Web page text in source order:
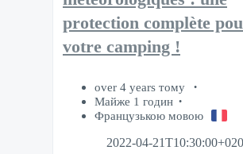
protection complète
votre camping !
over 4 years тому
Майже 1 годин
Французькою мовою
2022-04-